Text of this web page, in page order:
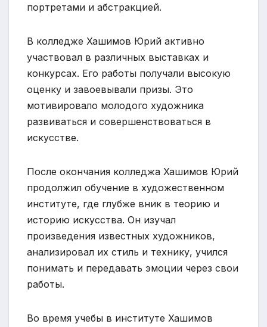
портретами и абстракцией.
В колледже Хашимов Юрий активно
участвовал в различных выставках и
конкурсах. Его работы получали высокую
оценку и завоевывали призы. Это
мотивировало молодого художника
развиваться и совершенствоваться в
искусстве.
После окончания колледжа Хашимов Юрий
продолжил обучение в художественном
институте, где глубже вник в теорию и
историю искусства. Он изучал
произведения известных художников,
анализировал их стиль и технику, учился
понимать и передавать эмоции через свои
работы.
Во время учебы в институте Хашимов